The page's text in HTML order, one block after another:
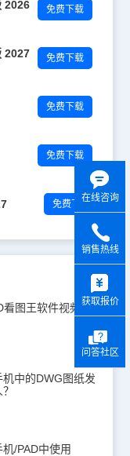
2026 免费下载
2027 免费下载
免费下载
免费下载
免费下载
看图王软件视频介
机中的DWG图纸发
/PAD中使用
在线咨询
销售热线
获取报价
问答社区